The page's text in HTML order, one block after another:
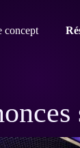
concept